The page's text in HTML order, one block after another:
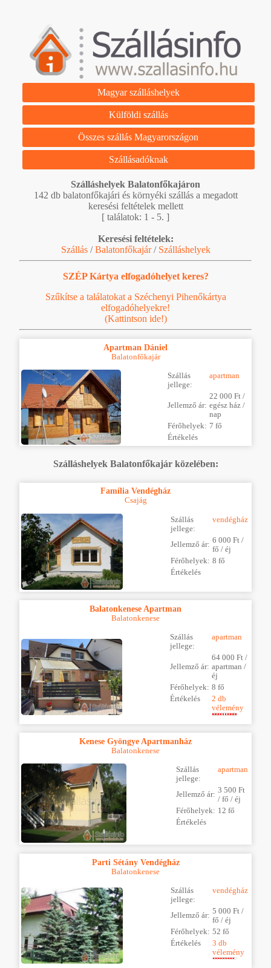
Magyar szálláshelyek
Külföldi szállás
Összes szállás Magyarországon
Szállásadóknak
Szálláshelyek Balatonfőkajáron
142 db balatonfőkajári és környéki szállás a megadott
keresési feltételek mellett
[ találatok: 1 - 5. ]
Keresési feltételek:
Szállás/Balatonfőkajár/ Szálláshelyek
SZÉP Kártya elfogadóhelyet keres?
Szűkítse a találatokat a Széchenyi Pihenőkártya
elfogadóhelyekre!
(Kattintson ide!)
Apartman Dániel
Balatonfőkajár
Szállás
jellege:
apartman
Jellemző ár:
22 000 Ft /
egész ház /
nap
Férőhelyek: 7 fő
Értékelés
Szálláshelyek Balatonfőkajár közelében:
Família Vendégház
Csajág
Szállás
jellege:
vendégház
Jellemző ár: 6 000 Ft /
fő / éj
Férőhelyek: 8 fő
Értékelés
Balatonkenese Apartman
Balatonkenese
Szállás
jellege:
apartman
Jellemző ár:
64 000 Ft /
apartman /
éj
Férőhelyek: 8 fő
Értékelés
2 db
vélemény
Kenese Gyöngye Apartmanház
Balatonkenese
Szállás
jellege:
apartman
Jellemző ár: 3 500 Ft
/ fő / éj
Férőhelyek: 12 fő
Értékelés
Parti Sétány Vendégház
Balatonkenese
Szállás
jellege:
vendégház
Jellemző ár: 5 000 Ft /
fő / éj
Férőhelyek: 52 fő
Értékelés
3 db
vélemény